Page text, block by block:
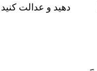
دهيد و عدالت